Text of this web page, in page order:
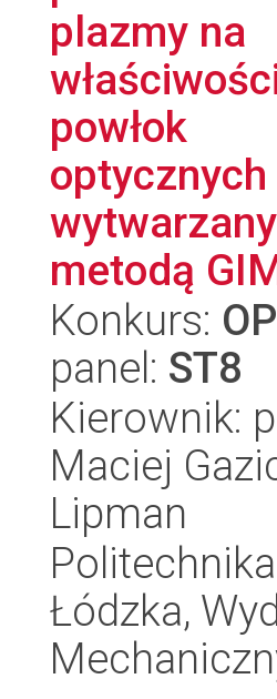
plazmy na
powłok
optycznych
metodą
Konkurs:
panel: ST8
Kierownik:
Maciej
Lipman
Politechnika
Łódzka,